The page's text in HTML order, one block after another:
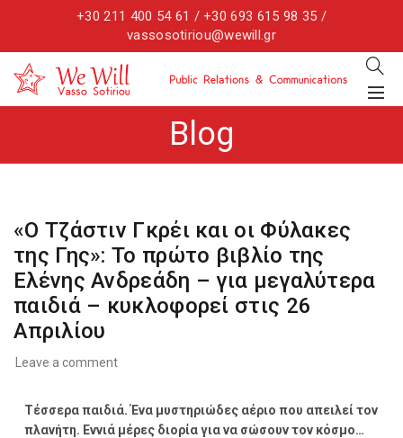
+30 211 400 54 61 / +30 693 615 98 35 /
vassosotiriou@wewill.gr
Blog
«Ο Τζάστιν Γκρέι και οι Φύλακες
της Γης»: Το πρώτο βιβλίο της
Ελένης Ανδρεάδη – για μεγαλύτερα
παιδιά – κυκλοφορεί στις 26
Απριλίου
Leave a comment
Τέσσερα παιδιά. Ένα μυστηριώδες αέριο που απειλεί τον
πλανήτη. Εννιά μέρες διορία για να σώσουν τον κόσμο…